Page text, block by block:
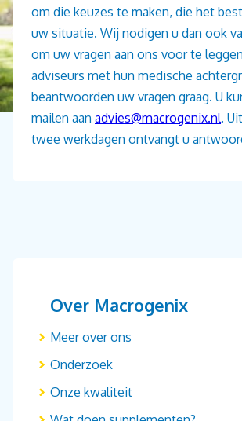
om die keuzes te maken, die het
uw situatie. Wij nodigen u dan ook
om uw vragen aan ons voor te
adviseurs met hun medische
beantwoorden uw vragen graag. U
mailen aan advies@macrogenix.nl.
twee werkdagen ontvangt u
Over Macrogenix
Meer over ons
Onderzoek
Onze kwaliteit